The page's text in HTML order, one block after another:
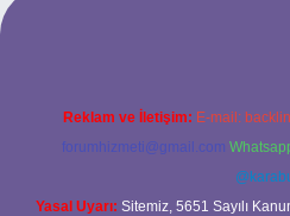
Reklam ve İletişim: E-mail:
forumhizmeti@gmail.com
Yasal Uyarı: Sitemiz, 5651 Sayılı